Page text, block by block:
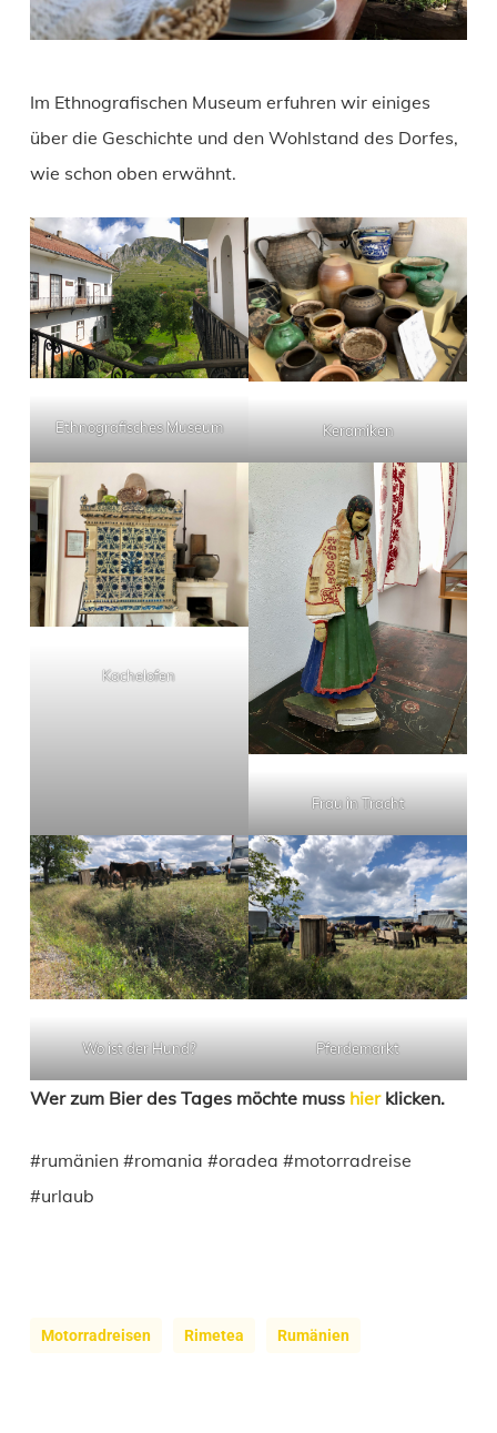
Im Ethnografischen Museum erfuhren wir einiges
über die Geschichte und den Wohlstand des Dorfes,
wie schon oben erwähnt.
Ethnografisches Museum Keramiken
Kachelofen
Frau in Tracht
Wo ist der Hund? Pferdemarkt
Wer zum Bier des Tages möchte muss hierklicken.
#rumänien #romania #oradea #motorradreise
#urlaub
Motorradreisen Rimetea Rumänien